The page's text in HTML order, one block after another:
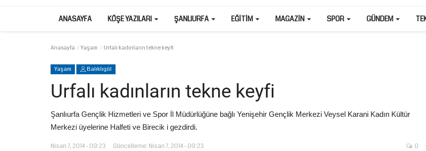
ANASAYFA KÖŞE YAZILARI ŞANLIURFA EĞITIM MAGAZIN SPOR GÜNDEM
Anasayfa Yaşam Urfalı kadınların tekne keyfi
Yaşam Balıklıgöl
Urfalı kadınların tekne keyfi
Şanlıurfa Gençlik Hizmetleri ve Spor İl Müdürlüğüne bağlı Yenişehir Gençlik Merkezi Veysel Karani Kadın Kültür
Merkezi üyelerine Halfeti ve Birecik i gezdirdi.
Nisan 7, 2014 - 09:23 Güncelleme: Nisan 7, 2014 - 09:23 0